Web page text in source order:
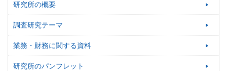
研究所の概要
調査研究テーマ
業務・財務に関する資料
研究所のパンフレット